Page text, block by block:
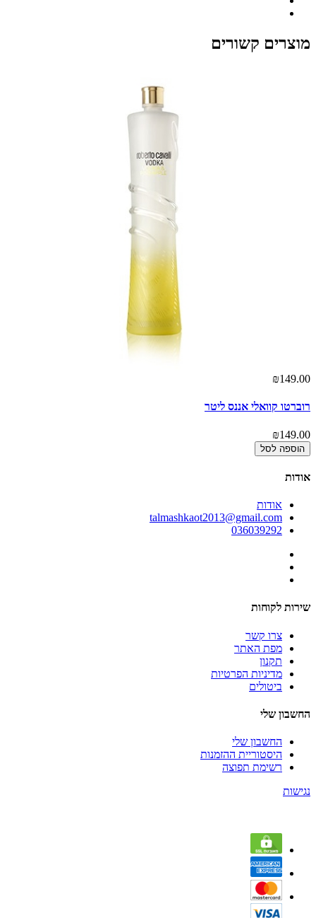
מוצרים קשורים
₪149.00
רוברטו קוואלי אננס ליטר
₪149.00
הוספה לסל
אודות
אודות
talmashkaot2013@gmail.com
036039292
שירות לקוחות
צרו קשר
מפת האתר
תקנון
מדיניות הפרטיות
ביטולים
החשבון שלי
החשבון שלי
היסטוריית ההזמנות
רשימת תפוצה
נגישות